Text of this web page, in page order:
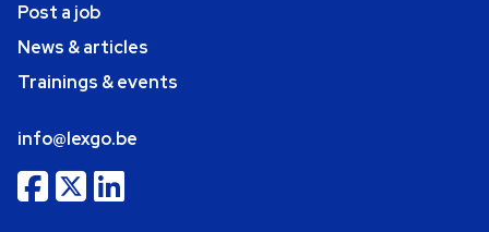
Post a job
News & articles
Trainings & events
info@lexgo.be